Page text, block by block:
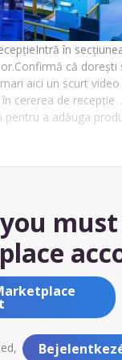
în
că
aici un scurt
cererea de recepție
a adăuga